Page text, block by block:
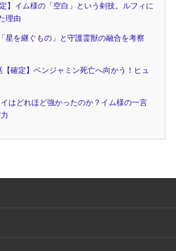
】イム様の「空白」という剣技。ルフィに
理由
星を継ぐもの」と守護霊獣の融合を考察
確定】ベンジャミン死亡へ向かう！ヒュ
はどれほど強かったのか？イム様の一言